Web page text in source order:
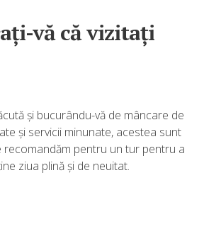
vă că vizitați
și bucurându-vă de mâncare de
și servicii minunate, acestea sunt
recomandăm pentru un tur pentru a
ziua plină și de neuitat.